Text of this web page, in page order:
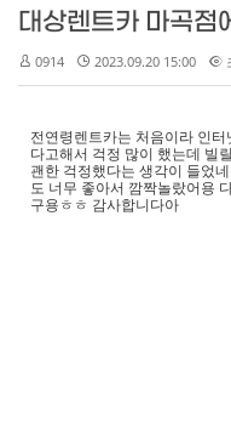
대상렌트카 마곡점
0914 2023.09.20 15:00
전연령렌트카는 처음이라 인
다고해서 걱정 많이 했는데 빌
괜한 걱정했다는 생각이 들었
도 너무 좋아서 깜짝놀랐어용
구용ㅎㅎ 감사합니다아